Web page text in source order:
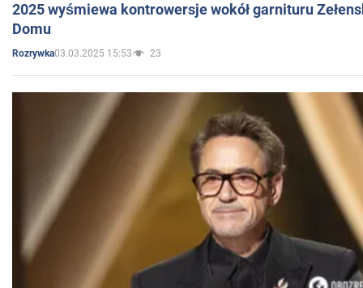
2025 wyśmiewa kontrowersje wokół garnituru
Domu
Rozrywka03.03.2025 15:53 23